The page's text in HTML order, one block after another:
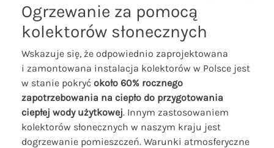
Ogrzewanie za pomocą
kolektorów słonecznych
Wskazuje się, że odpowiednio zaprojektowana
i zamontowana instalacja kolektorów w Polsce jest
w stanie pokryć około 60% rocznego
zapotrzebowania na ciepło do przygotowania
ciepłej wody użytkowej. Innym zastosowaniem
kolektorów słonecznych w naszym kraju jest
dogrzewanie pomieszczeń. Warunki atmosferyczne